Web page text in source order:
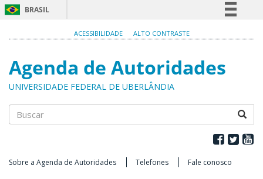
BRASIL
Participe
Acesso à informação
ACESSIBILIDADE ALTO CONTRASTE
Agenda de Autoridades
UNIVERSIDADE FEDERAL DE UBERLÂNDIA
Sobre a Agenda de Autoridades Telefones Fale conosco